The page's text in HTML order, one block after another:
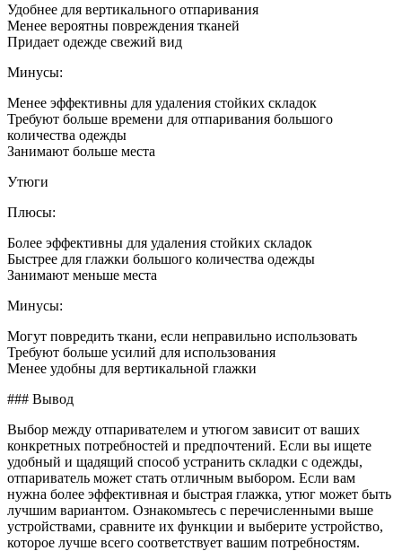
Удобнее для вертикального отпаривания
Менее вероятны повреждения тканей
Придает одежде свежий вид
Минусы:
Менее эффективны для удаления стойких складок
Требуют больше времени для отпаривания большого
количества одежды
Занимают больше места
Утюги
Плюсы:
Более эффективны для удаления стойких складок
Быстрее для глажки большого количества одежды
Занимают меньше места
Минусы:
Могут повредить ткани, если неправильно использовать
Требуют больше усилий для использования
Менее удобны для вертикальной глажки
### Вывод
Выбор между отпаривателем и утюгом зависит от ваших
конкретных потребностей и предпочтений. Если вы ищете
удобный и щадящий способ устранить складки с одежды,
отпариватель может стать отличным выбором. Если вам
нужна более эффективная и быстрая глажка, утюг может быть
лучшим вариантом. Ознакомьтесь с перечисленными выше
устройствами, сравните их функции и выберите устройство,
которое лучше всего соответствует вашим потребностям.